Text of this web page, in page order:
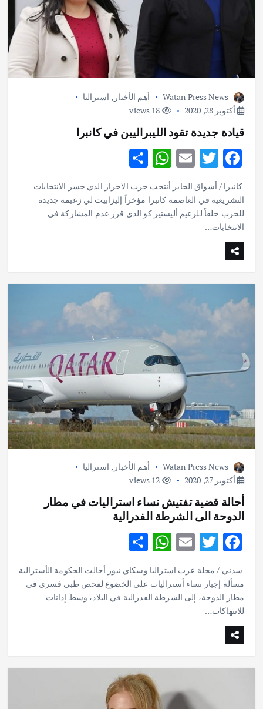
Watan Press News أهم الأخبار , استراليا
أكتوبر 28, 2020
قيادة جديدة تقود الليبراليين في كانبرا
F
ac
e
b
o
k
T
w
it
te
E
m
ai
l
W
at
s
p
S
h
ar
e
كانبرا / أشواق الجابر أنتخب حزب الاحرار الذي خسر الانتخابات
التشريعية في العاصمة كانبرا مؤخراً إليزابيث لي زعيمة جديدة
للحزب خلفاً للزعيم أليستير كو الذي قرر عدم المشاركة في
الانتخابات…
Watan Press News أهم الأخبار , استراليا
أكتوبر 27, 2020
أحالة قضية تفتيش نساء استراليات في مطار
الدوحة الى الشرطة الفدرالية
F
ac
e
b
o
k
T
it
te
E
m
ai
l
W
h
at
s
p
S
ar
e
سدني / مجلة عرب استراليا وسكاي نيوز أحالت الحكومة الأسترالية
مسألة إجبار نساء أستراليات على الخضوع لفحص طبي قسري في
مطار الدوحة، إلى الشرطة الفدرالية في البلاد، وسط إدانات
للانتهاكات…